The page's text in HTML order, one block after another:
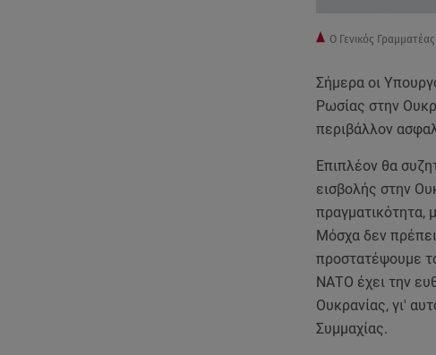
Ο Γενικός
Σήμερα οι
Ρωσίας στην
περιβάλλον
Επιπλέον θα
εισβολής στην
πραγματικότητα,
Μόσχα δεν
προστατέψουμε
ΝΑΤΟ έχει την
Ουκρανίας, γι'
Συμμαχίας.